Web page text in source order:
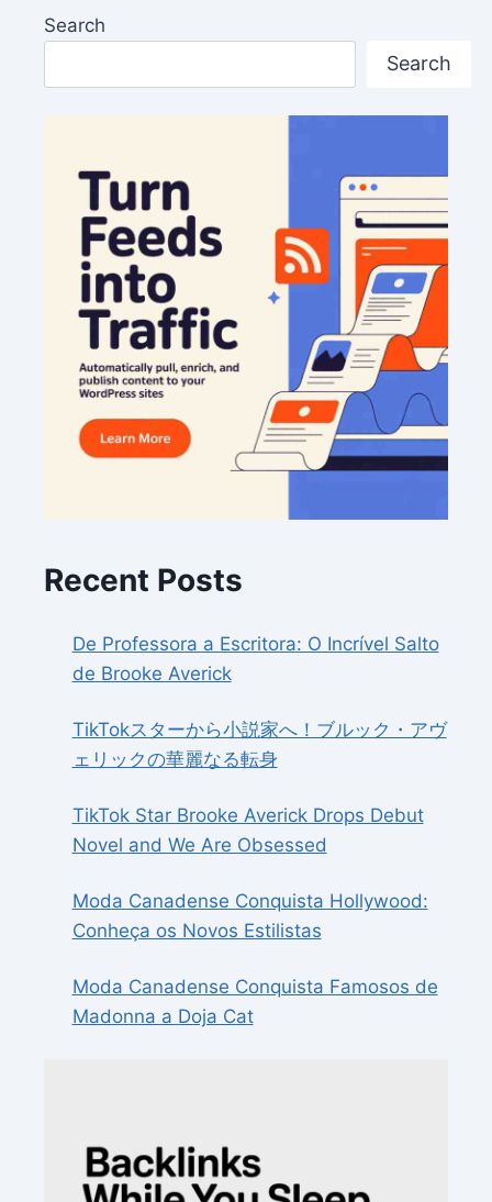
Search
Search
Recent Posts
De Professora a Escritora: O Incrível Salto
de Brooke Averick
TikTokスターから小説家へ！ブルック・アヴ
ェリックの華麗なる転身
TikTok Star Brooke Averick Drops Debut
Novel and We Are Obsessed
Moda Canadense Conquista Hollywood:
Conheça os Novos Estilistas
Moda Canadense Conquista Famosos de
Madonna a Doja Cat